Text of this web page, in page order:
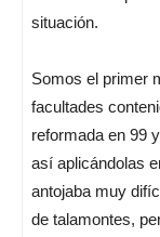
situación.
Somos el primer
facultades
reformada en 99
así aplicándolas
antojaba muy
de talamontes,